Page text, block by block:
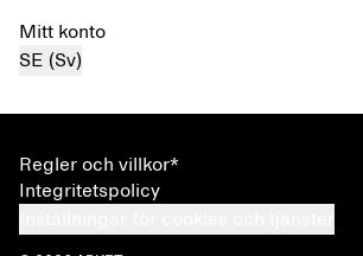
Mitt konto
SE (Sv)
Regler och villkor*
Integritetspolicy